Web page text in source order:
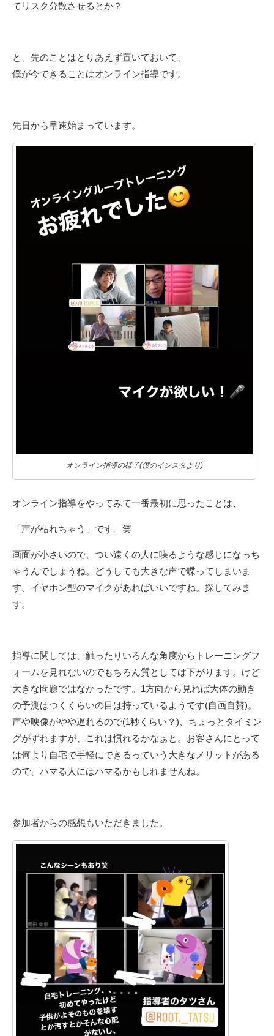
てリスク分散させるとか？
と、先のことはとりあえず置いておいて、
僕が今できることはオンライン指導です。
先日から早速始まっています。
オンライン指導の様子(僕のインスタより)
オンライン指導をやってみて一番最初に思ったことは、
「声が枯れちゃう」です。笑
画面が小さいので、つい遠くの人に喋るような感じになっち
ゃうんでしょうね。どうしても大きな声で喋ってしまいま
す。イヤホン型のマイクがあればいいですね。探してみま
す。
指導に関しては、触ったりいろんな角度からトレーニングフ
ォームを見れないのでもちろん質としては下がります。けど
大きな問題ではなかったです。1方向から見れば大体の動き
の予測はつくくらいの目は持っているようです(自画自賛)。
声や映像がやや遅れるので(1秒くらい？)、ちょっとタイミン
グがずれますが、これは慣れるかなぁと。お客さんにとって
は何より自宅で手軽にできるっていう大きなメリットがある
ので、ハマる人にはハマるかもしれませんね。
参加者からの感想もいただきました。